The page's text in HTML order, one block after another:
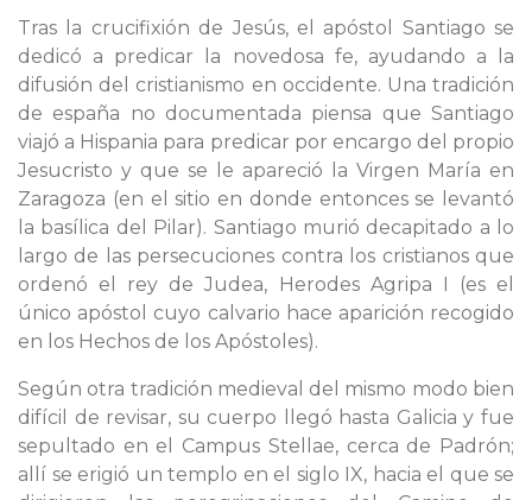
Tras la crucifixión de Jesús, el apóstol Santiago se
dedicó a predicar la novedosa fe, ayudando a la
difusión del cristianismo en occidente. Una tradición
de españa no documentada piensa que Santiago
viajó a Hispania para predicar por encargo del propio
Jesucristo y que se le apareció la Virgen María en
Zaragoza (en el sitio en donde entonces se levantó
la basílica del Pilar). Santiago murió decapitado a lo
largo de las persecuciones contra los cristianos que
ordenó el rey de Judea, Herodes Agripa I (es el
único apóstol cuyo calvario hace aparición recogido
en los Hechos de los Apóstoles).
Según otra tradición medieval del mismo modo bien
difícil de revisar, su cuerpo llegó hasta Galicia y fue
sepultado en el Campus Stellae, cerca de Padrón;
allí se erigió un templo en el siglo IX, hacia el que se